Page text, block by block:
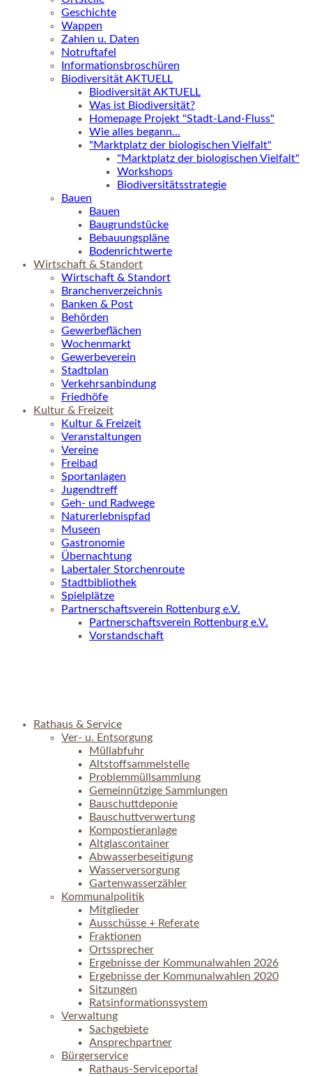
Geschichte
Wappen
Zahlen u. Daten
Notruftafel
Informationsbroschüren
Biodiversität AKTUELL
Biodiversität AKTUELL
Was ist Biodiversität?
Homepage Projekt "Stadt-Land-Fluss"
Wie alles begann...
"Marktplatz der biologischen Vielfalt"
"Marktplatz der biologischen Vielfalt"
Workshops
Biodiversitätsstrategie
Bauen
Bauen
Baugrundstücke
Bebauungspläne
Bodenrichtwerte
Wirtschaft & Standort
Wirtschaft & Standort
Branchenverzeichnis
Banken & Post
Behörden
Gewerbeflächen
Wochenmarkt
Gewerbeverein
Stadtplan
Verkehrsanbindung
Friedhöfe
Kultur & Freizeit
Kultur & Freizeit
Veranstaltungen
Vereine
Freibad
Sportanlagen
Jugendtreff
Geh- und Radwege
Naturerlebnispfad
Museen
Gastronomie
Übernachtung
Labertaler Storchenroute
Stadtbibliothek
Spielplätze
Partnerschaftsverein Rottenburg e.V.
Partnerschaftsverein Rottenburg e.V.
Vorstandschaft
Rathaus & Service
Ver- u. Entsorgung
Müllabfuhr
Altstoffsammelstelle
Problemmüllsammlung
Gemeinnützige Sammlungen
Bauschuttdeponie
Bauschuttverwertung
Kompostieranlage
Altglascontainer
Abwasserbeseitigung
Wasserversorgung
Gartenwasserzähler
Kommunalpolitik
Mitglieder
Ausschüsse + Referate
Fraktionen
Ortssprecher
Ergebnisse der Kommunalwahlen 2026
Ergebnisse der Kommunalwahlen 2020
Sitzungen
Ratsinformationssystem
Verwaltung
Sachgebiete
Ansprechpartner
Bürgerservice
Rathaus-Serviceportal